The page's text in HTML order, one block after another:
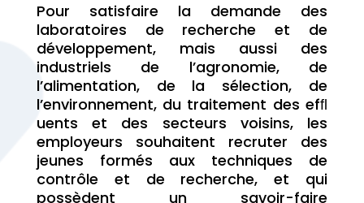
Pour satisfaire la demande des
laboratoires de recherche et de
développement, mais aussi des
industriels de l’agronomie, de
l’alimentation, de la sélection, de
l’environnement, du traitement des efﬂ
uents et des secteurs voisins, les
employeurs souhaitent recruter des
jeunes formés aux techniques de
contrôle et de recherche, et qui
possèdent un savoir-faire